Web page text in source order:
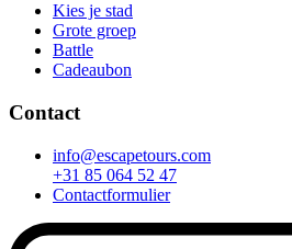
Kies je stad
Grote groep
Battle
Cadeaubon
Contact
info@escapetours.com
+31 85 064 52 47
Contactformulier